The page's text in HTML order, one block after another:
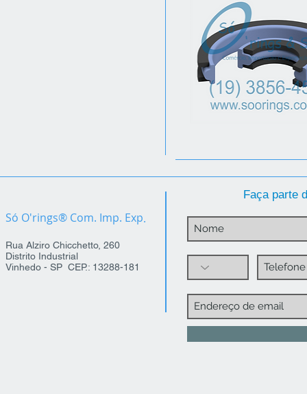
Só O'rings® Com. Imp. Exp.
Rua Alziro Chicchetto, 260
Distrito Industrial
Vinhedo - SP CEP.: 13288-181
Faça parte